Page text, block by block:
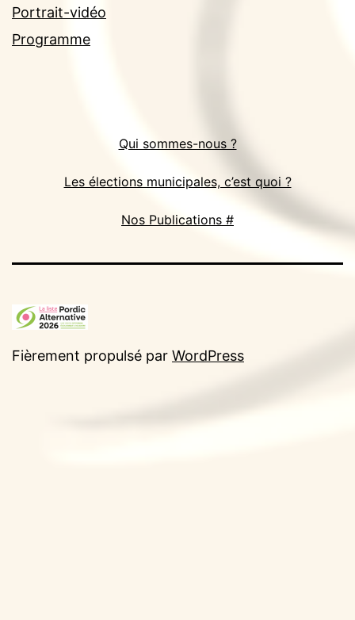
Portrait-vidéo
Programme
Qui sommes-nous ?
Les élections municipales, c’est quoi ?
Nos Publications #
Fièrement propulsé par WordPress